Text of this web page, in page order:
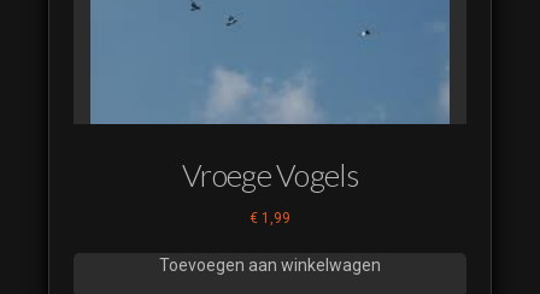
Vroege Vogels
€ 1,99
Toevoegen aan winkelwagen